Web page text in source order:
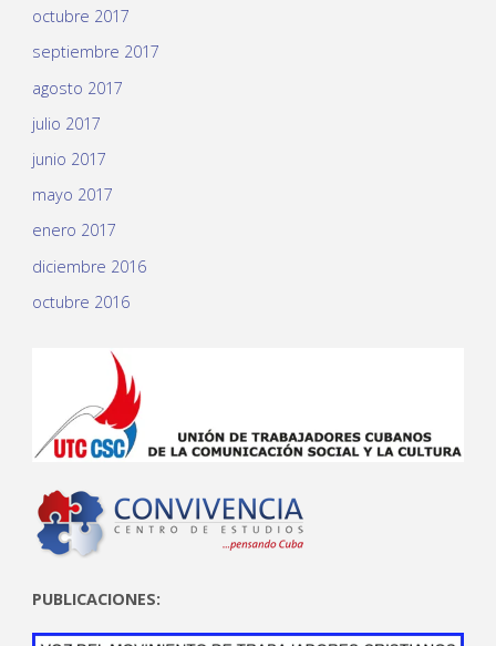
octubre 2017
septiembre 2017
agosto 2017
julio 2017
junio 2017
mayo 2017
enero 2017
diciembre 2016
octubre 2016
PUBLICACIONES: